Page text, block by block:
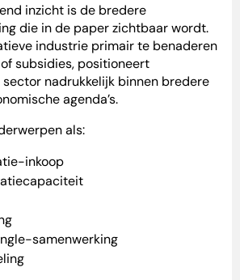
inzicht is de bredere
die in de paper zichtbaar wordt.
industrie primair te benaderen
subsidies, positioneert
nadrukkelijk binnen bredere
agenda’s.
als:
inkoop
samenwerking